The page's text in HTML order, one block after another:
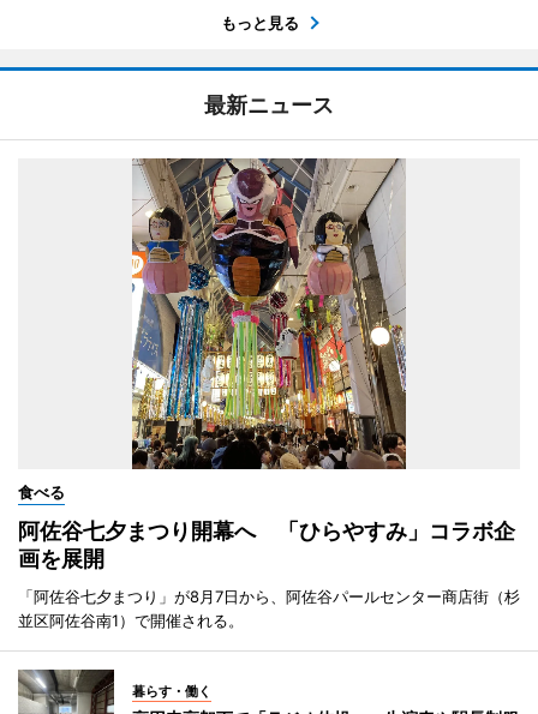
もっと見る
最新ニュース
食べる
阿佐谷七夕まつり開幕へ 「ひらやすみ」コラボ企
画を展開
「阿佐谷七夕まつり」が8月7日から、阿佐谷パールセンター商店街（杉
並区阿佐谷南1）で開催される。
暮らす・働く